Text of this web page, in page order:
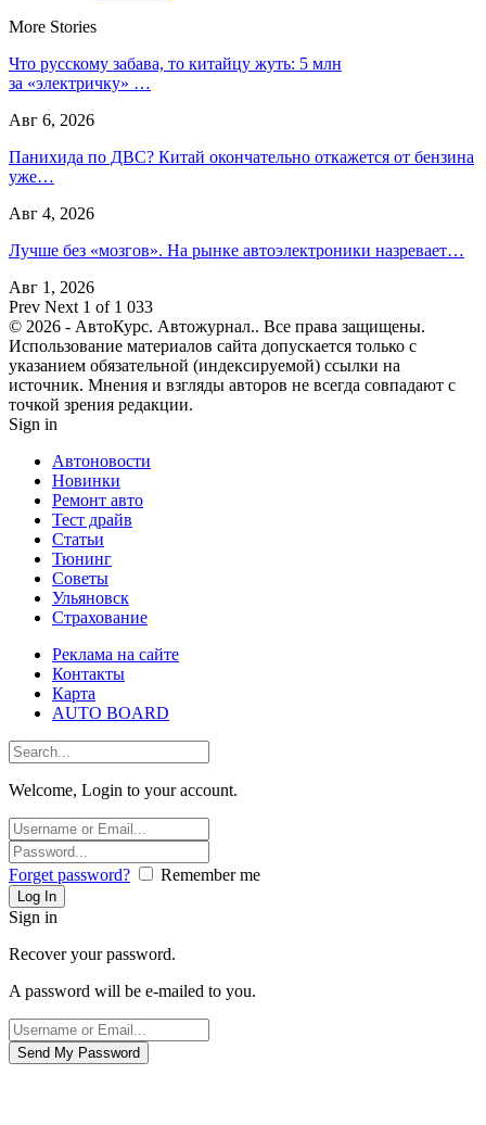
More Stories
Что русскому забава, то китайцу жуть: 5 млн
за «электричку» …
Авг 6, 2026
Панихида по ДВС? Китай окончательно откажется от бензина
уже…
Авг 4, 2026
Лучше без «мозгов». На рынке автоэлектроники назревает…
Авг 1, 2026
Prev Next 1 of 1 033
© 2026 - АвтоКурс. Автожурнал.. Все права защищены.
Использование материалов сайта допускается только с
указанием обязательной (индексируемой) ссылки на
источник. Мнения и взгляды авторов не всегда совпадают с
точкой зрения редакции.
Sign in
Автоновости
Новинки
Ремонт авто
Тест драйв
Статьи
Тюнинг
Советы
Ульяновск
Страхование
Реклама на сайте
Контакты
Карта
AUTO BOARD
Welcome, Login to your account.
Forget password? Remember me
Sign in
Recover your password.
A password will be e-mailed to you.